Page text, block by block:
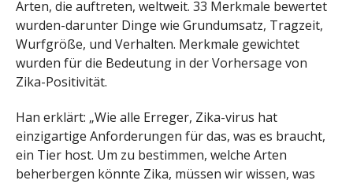
Arten, die auftreten, weltweit. 33 Merkmale bewertet
wurden-darunter Dinge wie Grundumsatz, Tragzeit,
Wurfgröße, und Verhalten. Merkmale gewichtet
wurden für die Bedeutung in der Vorhersage von
Zika-Positivität.
Han erklärt: „Wie alle Erreger, Zika-virus hat
einzigartige Anforderungen für das, was es braucht,
ein Tier host. Um zu bestimmen, welche Arten
beherbergen könnte Zika, müssen wir wissen, was